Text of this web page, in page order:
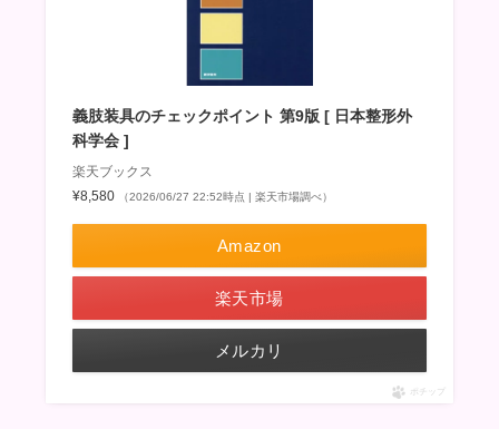
義肢装具のチェックポイント 第9版 [ 日本整形外
科学会 ]
楽天ブックス
¥8,580
（2026/06/27 22:52時点 | 楽天市場調べ）
Amazon
楽天市場
メルカリ
ポチップ